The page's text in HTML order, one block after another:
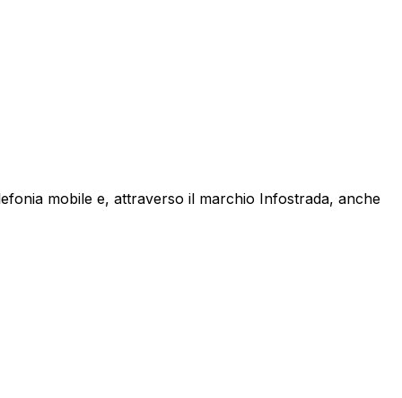
mobile e, attraverso il marchio Infostrada, anche